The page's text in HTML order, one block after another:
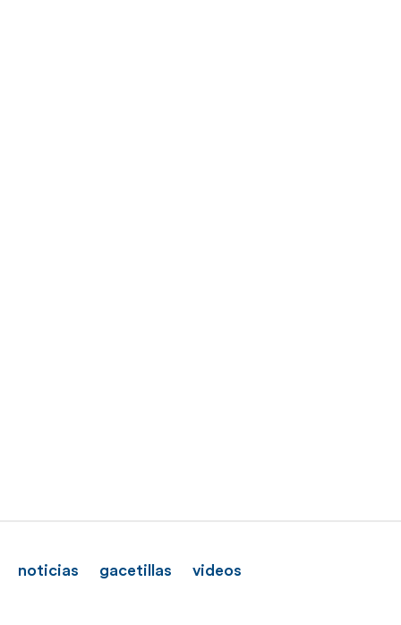
noticias gacetillas videos